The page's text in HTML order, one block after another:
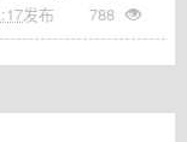
发布 788